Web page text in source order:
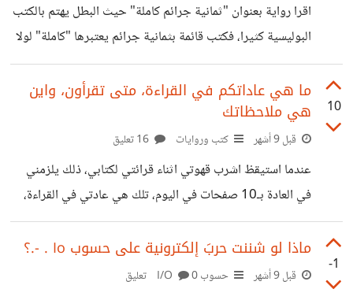
سؤاله مجددا وقال ما دخل هذا بذلك، فكان يحتاج ان اشرح له
ان المتجر هو
اقرا رواية بعنوان "ثمانية جرائم كاملة" حيث البطل يهتم بالكتب
البوليسية كثيرا، فكتب قائمة بثمانية جرائم يعتبرها "كاملة" لولا
وجود الكاتب الذي يرد للقضية ان تحل، ثم يكتشف بطلنا ان
احدهم يستخدم قائمته وبالفعل يقوم بعمل تلك الجرائم. وبما ان
البطل لديه معرفة بوليسية من كتبه بل ولديه متجر الكتب
خاصته، فهو يكون الدليل للفدرائيلية التي تحتاجه. جزء كبير
يعجبني في القصة هو حياة البطل مع الكتب وعلاقاته، وكيف انه
اشترك هو واصدقائه في تحديات روائية مختلفة للكتابة. وذلك
10
ما هي عاداتكم في القراءة، متى تقرأون، واين
هي ملاحظاتك
قبل 9 أشهر كتب وروايات
عندما استيقظ اشرب قهوتي اثناء قرائتي لكتابي، ذلك يلزمني
في العادة بـ10 صفحات في اليوم، تلك هي عادتي في القراءة،
حتى جاء البناء المنهجي واكتشفت حاجتي لقراءة المزيد،
فاصبحت انهي قهوتي واظل اقرا حتى انهي ما علي في البناء
المنهجي (وهو قرابة الـ20 صفحة). وبالنسبة لملاحظاتي، فانه
-1
ماذا لو شننت حربَ إلكترونية على حسوب Io . -.؟
قبل 9 أشهر حسوب I/O0 تعليق